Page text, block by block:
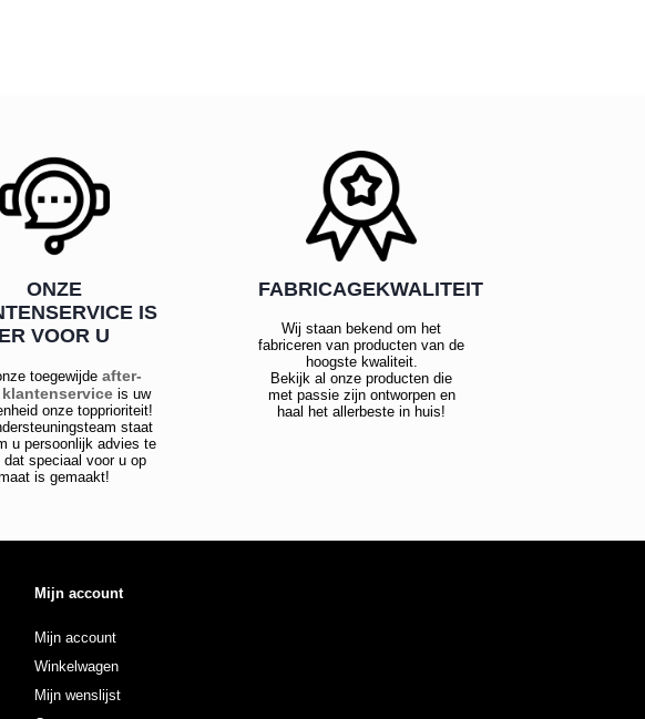
ONZE
IS
ER VOOR U
toegewijdeafter-
is uw
onze topprioriteit!
staat
u persoonlijk advies te
dat speciaal voor u op
is gemaakt!
FABRICAGEKWALITEIT
Wij staan bekend om het
fabriceren van producten van de
hoogste kwaliteit.
Bekijk al onze producten die
met passie zijn ontworpen en
haal het allerbeste in huis!
Mijn account
Mijn account
Winkelwagen
Mijn wenslijst